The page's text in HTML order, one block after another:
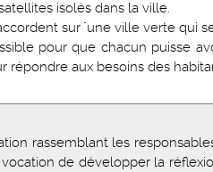
isolés dans la ville.
sur "une ville verte qui
pour que chacun puisse
aux besoins des
rassemblant les
de développer la